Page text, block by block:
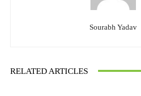
Sourabh Yadav
RELATED ARTICLES